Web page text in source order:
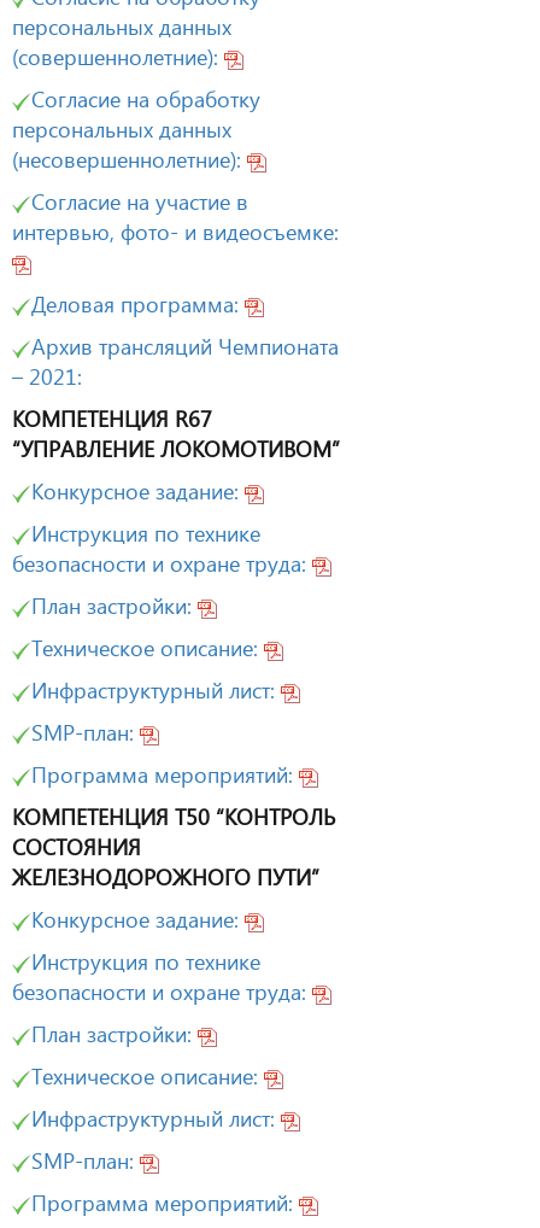
персональных данных
(совершеннолетние):
Согласие на обработку
персональных данных
(несовершеннолетние):
Согласие на участие в
интервью, фото- и видеосъемке:
Деловая программа:
Архив трансляций Чемпионата
– 2021:
КОМПЕТЕНЦИЯ R67
“УПРАВЛЕНИЕ ЛОКОМОТИВОМ”
Конкурсное задание:
Инструкция по технике
безопасности и охране труда:
План застройки:
Техническое описание:
Инфраструктурный лист:
SMP-план:
Программа мероприятий:
КОМПЕТЕНЦИЯ Т50 “КОНТРОЛЬ
СОСТОЯНИЯ
ЖЕЛЕЗНОДОРОЖНОГО ПУТИ”
Конкурсное задание:
Инструкция по технике
безопасности и охране труда:
План застройки:
Техническое описание:
Инфраструктурный лист:
SMP-план:
Программа мероприятий: